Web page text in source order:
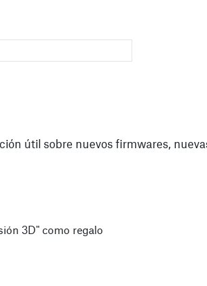
útil sobre nuevos firmwares,
3D" como regalo